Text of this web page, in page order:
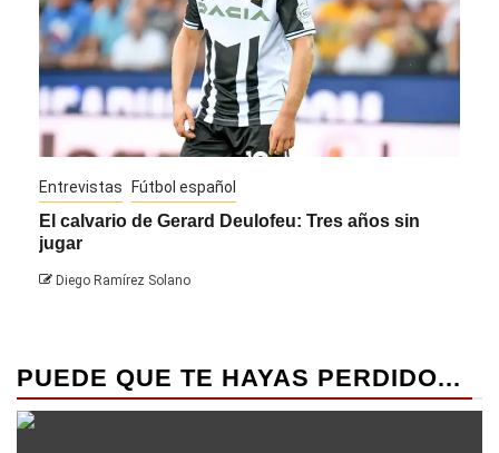
Entrevistas Fútbol español
El calvario de Gerard Deulofeu: Tres años sin
jugar
Diego Ramírez Solano
PUEDE QUE TE HAYAS PERDIDO...